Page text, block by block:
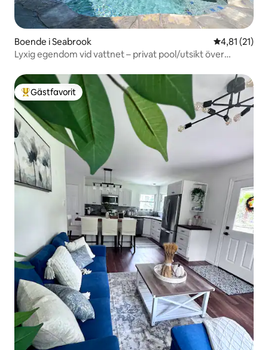
Boende i Seabrook 4,81 av 5 i
4,81 (21)
Lyxig egendom vid vattnet – privat pool/utsikt över
Populär gästfavorit
Gästfavorit